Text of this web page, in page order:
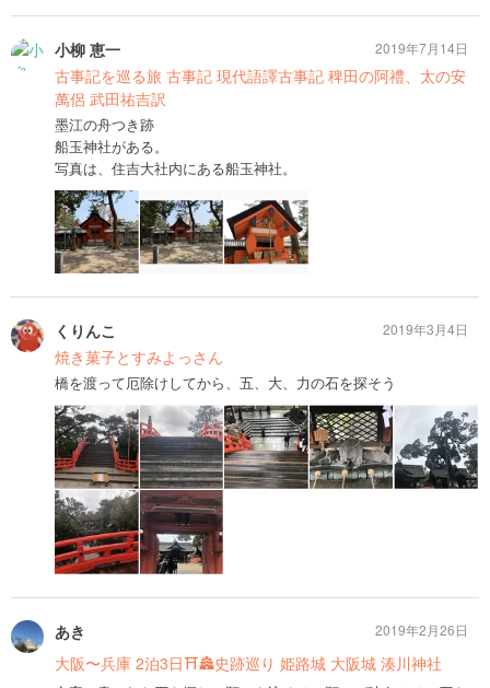
小柳 恵一
古事記を巡る旅 古事記 現代語譯古事記 稗田の阿禮、太の安
萬侶 武田祐吉訳
墨江の舟つき跡
船玉神社がある。
写真は、住吉大社内にある船玉神社。
2019年7月14日
くりんこ
焼き菓子とすみよっさん
橋を渡って厄除けしてから、五、大、力の石を探そう
2019年3月4日
あき
大阪〜兵庫 2泊3日⛩🏯史跡巡り 姫路城 大阪城 湊川神社
2019年2月26日